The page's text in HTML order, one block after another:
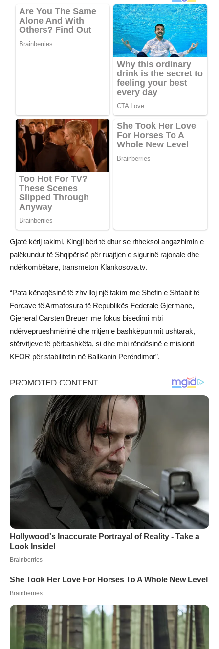
Gjatë këtij takimi, Kingji bëri të ditur se ritheksoi angazhimin e
palëkundur të Shqipërisë për ruajtjen e sigurinë rajonale dhe
ndërkombëtare, transmeton Klankosova.tv.
“Pata kënaqësinë të zhvilloj një takim me Shefin e Shtabit të
Forcave të Armatosura të Republikës Federale Gjermane,
Gjeneral Carsten Breuer, me fokus bisedimi mbi
ndërveprueshmërinë dhe rritjen e bashkëpunimit ushtarak,
stërvitjeve të përbashkëta, si dhe mbi rëndësinë e misionit
KFOR për stabilitetin në Ballkanin Perëndimor”.